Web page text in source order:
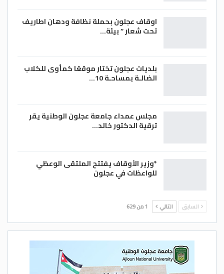
اوقاف عجلون بحملة نظافة ودهان اطاريف
تحت شعار ” بيئة…
بلديات عجلون تختار موقعًا كمأوى للكلاب
الضالـة بمساحـة 10…
مجلس عمداء جامعة عجلون الوطنية يقر
ترقية الدكتور خالد…
*وزير الأوقاف يفتتح الملتقى الوعظي
للواعظات في عجلون
السابق التالي 1 من 629